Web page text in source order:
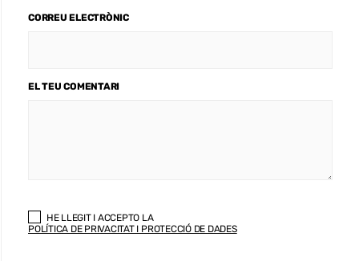
CORREU ELECTRÒNIC
EL TEU COMENTARI
HE LLEGIT I ACCEPTO LA
POLÍTICA DE PRIVACITAT I PROTECCIÓ DE DADES